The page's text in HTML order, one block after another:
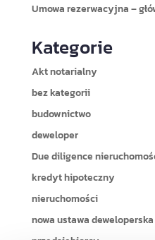
Umowa rezerwacyjna –
Kategorie
Akt notarialny
bez kategorii
budownictwo
deweloper
Due diligence
kredyt hipoteczny
nieruchomości
nowa ustawa deweloperska